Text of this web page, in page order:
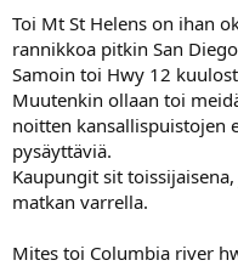
Toi Mt St Helens on ihan
rannikkoa pitkin San
Samoin toi Hwy 12
Muutenkin ollaan toi
noitten kansallispuistojen
pysäyttäviä.
Kaupungit sit
matkan varrella.
Mites toi Columbia river